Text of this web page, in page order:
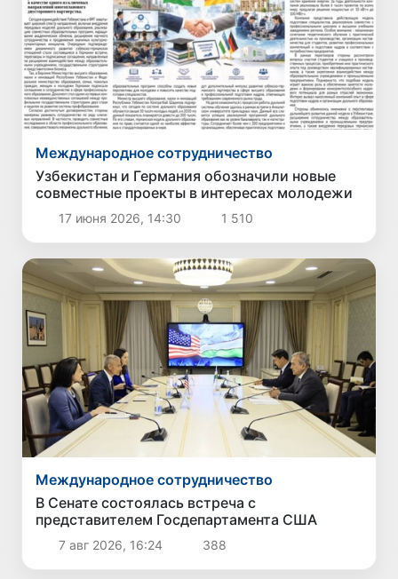
Международное сотрудничество
Узбекистан и Германия обозначили новые
совместные проекты в интересах молодежи
17 июня 2026, 14:30 1 510
Международное сотрудничество
В Сенате состоялась встреча с
представителем Госдепартамента США
7 авг 2026, 16:24 388